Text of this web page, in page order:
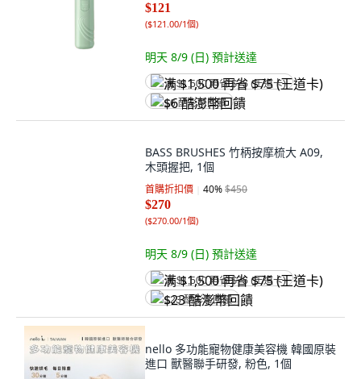
$121
($121.00/1個)
明天 8/9 (日) 預計送達
满 $1,500 再省 $75 (王道卡)
$6 酷澎幣回饋
BASS BRUSHES 竹柄按摩梳大 A09,
木頭握把, 1個
首購折扣價 40%$450
$270
($270.00/1個)
明天 8/9 (日) 預計送達
满 $1,500 再省 $75 (王道卡)
$23 酷澎幣回饋
nello 多功能寵物健康美容機 韓國原裝
進口 獸醫聯手研發, 粉色, 1個